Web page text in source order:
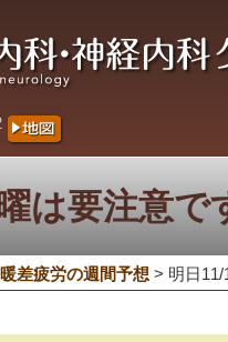
は要注意で
差疲労の週間予想 > 明日